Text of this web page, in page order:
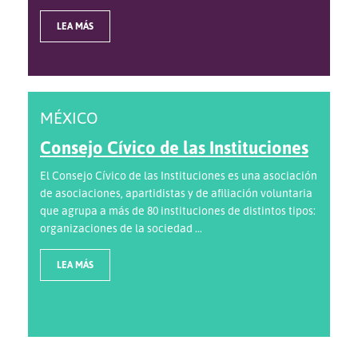
LEA MÁS
MÉXICO
Consejo Cívico de las Instituciones
El Consejo Cívico de las Instituciones es una asociación
de asociaciones, apartidistas y de afiliación voluntaria
que agrupa a más de 80 instituciones de distintos tipos:
organizaciones de la sociedad ...
LEA MÁS